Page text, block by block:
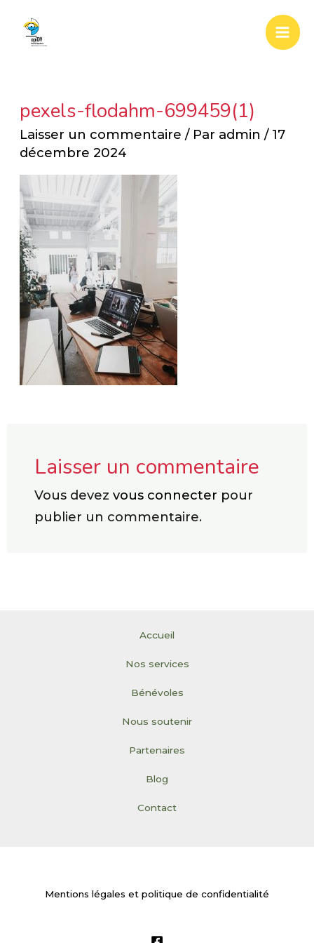
pexels-flodahm-699459(1)
Laisser un commentaire / Par admin/ 17
décembre 2024
Laisser un commentaire
Vous devez vous connecter pour
publier un commentaire.
Accueil
Nos services
Bénévoles
Nous soutenir
Partenaires
Blog
Contact
Mentions légales et politique de confidentialité